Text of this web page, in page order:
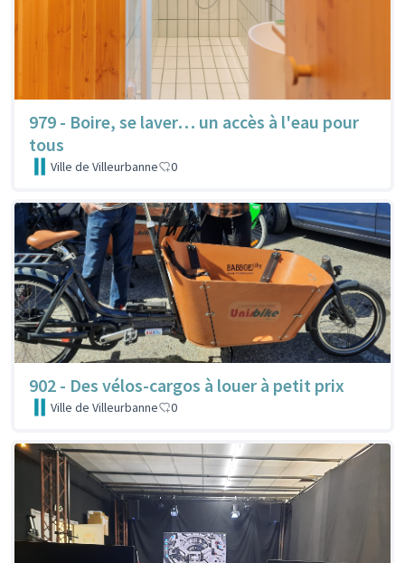
979 - Boire, se laver… un accès à l'eau pour
tous
Ville de Villeurbanne 0
902 - Des vélos-cargos à louer à petit prix
Ville de Villeurbanne 0